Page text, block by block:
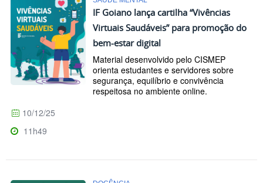
IF Goiano lança cartilha “Vivências
Virtuais Saudáveis” para promoção do
bem-estar digital
Material desenvolvido pelo CISMEP
orienta estudantes e servidores sobre
segurança, equilíbrio e convivência
respeitosa no ambiente online.
10/12/25
11h49